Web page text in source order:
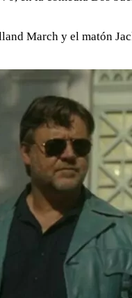
March y el matón